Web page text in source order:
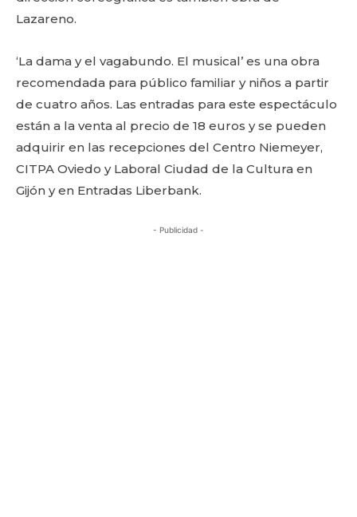
Lazareno.
‘La dama y el vagabundo. El musical’ es una obra
recomendada para público familiar y niños a partir
de cuatro años. Las entradas para este espectáculo
están a la venta al precio de 18 euros y se pueden
adquirir en las recepciones del Centro Niemeyer,
CITPA Oviedo y Laboral Ciudad de la Cultura en
Gijón y en Entradas Liberbank.
- Publicidad -